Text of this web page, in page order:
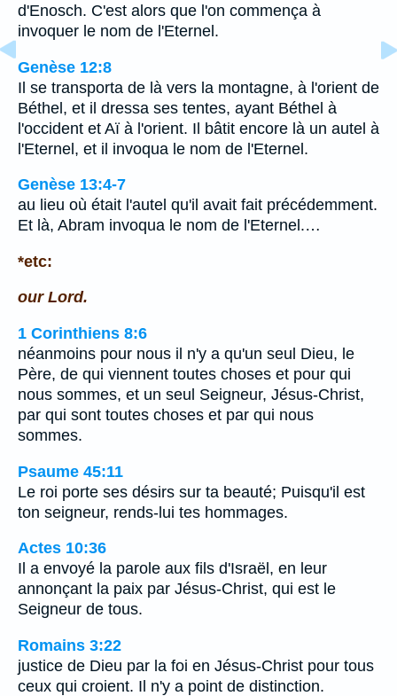
d'Enosch. C'est alors que l'on commença à
invoquer le nom de l'Eternel.
Genèse 12:8
Il se transporta de là vers la montagne, à l'orient de
Béthel, et il dressa ses tentes, ayant Béthel à
l'occident et Aï à l'orient. Il bâtit encore là un autel à
l'Eternel, et il invoqua le nom de l'Eternel.
Genèse 13:4-7
au lieu où était l'autel qu'il avait fait précédemment.
Et là, Abram invoqua le nom de l'Eternel.…
*etc:
our Lord.
1 Corinthiens 8:6
néanmoins pour nous il n'y a qu'un seul Dieu, le
Père, de qui viennent toutes choses et pour qui
nous sommes, et un seul Seigneur, Jésus-Christ,
par qui sont toutes choses et par qui nous
sommes.
Psaume 45:11
Le roi porte ses désirs sur ta beauté; Puisqu'il est
ton seigneur, rends-lui tes hommages.
Actes 10:36
Il a envoyé la parole aux fils d'Israël, en leur
annonçant la paix par Jésus-Christ, qui est le
Seigneur de tous.
Romains 3:22
justice de Dieu par la foi en Jésus-Christ pour tous
ceux qui croient. Il n'y a point de distinction.